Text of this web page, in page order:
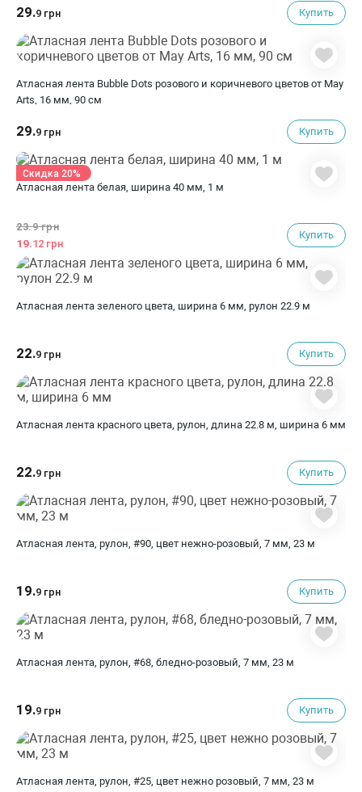
29.9 грн Купить
Атласная лента Bubble Dots розового и коричневого цветов от May
Arts, 16 мм, 90 cм
29.9 грн Купить
Атласная лента белая, ширина 40 мм, 1 м
23.9 грн
19.12 грн
Купить
Скидка 20%
Атласная лента зеленого цвета, ширина 6 мм, рулон 22.9 м
22.9 грн Купить
Атласная лента красного цвета, рулон, длина 22.8 м, ширина 6 мм
22.9 грн Купить
Атласная лента, рулон, #90, цвет нежно-розовый, 7 мм, 23 м
19.9 грн Купить
Атласная лента, рулон, #68, бледно-розовый, 7 мм, 23 м
19.9 грн Купить
Атласная лента, рулон, #25, цвет нежно розовый, 7 мм, 23 м